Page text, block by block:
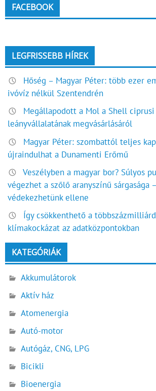
FACEBOOK
LEGFRISSEBB HÍREK
Hőség – Magyar Péter: több ezer
ivóvíz nélkül Szentendrén
Megállapodott a Mol a Shell ciprusi
leányvállalatának megvásárlásáról
Magyar Péter: szombattól teljes
újraindulhat a Dunamenti Erőmű
Veszélyben a magyar bor? Súlyos
végezhet a szőlő aranyszínű sárgasága
védekezhetünk ellene
Így csökkenthető a
klímakockázat az adatközpontokban
KATEGÓRIÁK
Akkumulátorok
Aktív ház
Atomenergia
Autó-motor
Autógáz, CNG, LPG
Bicikli
Bioenergia